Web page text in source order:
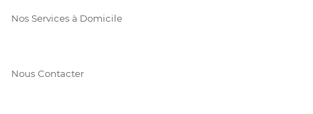
Nos Services à Domicile
Nous Contacter